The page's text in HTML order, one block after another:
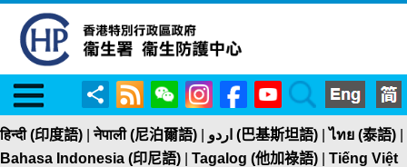
Menu
分
享
RSS WeChatInstagramFacebookYouTubeSearch
हिन्दी (印度語) |नेपाली (尼泊爾語) اردو (巴基斯坦語) |ไทย (泰語)
Bahasa Indonesia (印尼語)
Tagalog (他加祿語)
Tiếng Việt